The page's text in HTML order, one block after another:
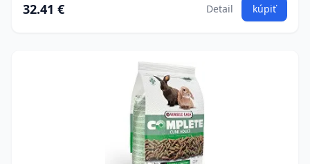
32.41 € Detail kúpiť